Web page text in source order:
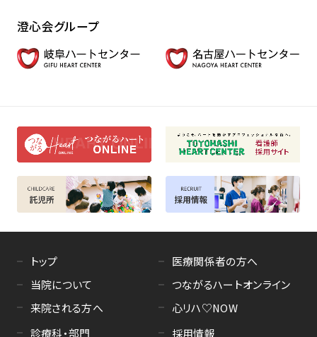
澄心会グループ
トップ
当院について
来院される方へ
医療関係者の方へ
つながるハートオンライン
心リハ♡NOW
診療科・部門
採用情報